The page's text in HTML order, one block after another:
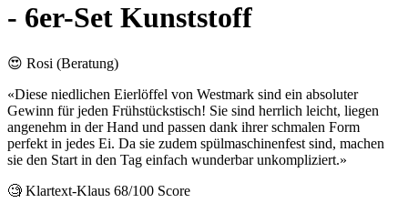
- 6er-Set Kunststoff
😍 Rosi (Beratung)
«Diese niedlichen Eierlöffel von Westmark sind ein absoluter
Gewinn für jeden Frühstückstisch! Sie sind herrlich leicht, liegen
angenehm in der Hand und passen dank ihrer schmalen Form
perfekt in jedes Ei. Da sie zudem spülmaschinenfest sind, machen
sie den Start in den Tag einfach wunderbar unkompliziert.»
🧐 Klartext-Klaus 68/100 Score